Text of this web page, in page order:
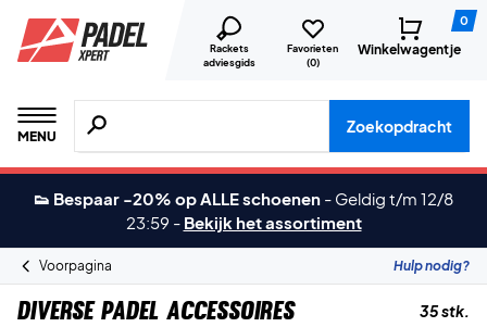
Rackets
adviesgids
Favorieten
(0)
0
Winkelwagentje
MENU
Zoeken naar producten, merken etc.
Zoekopdracht
👟 Bespaar -20% op ALLE schoenen - Geldig t/m 12/8
23:59 - Bekijk het assortiment
Voorpagina Hulp nodig?
Diverse padel accessoires 35 stk.